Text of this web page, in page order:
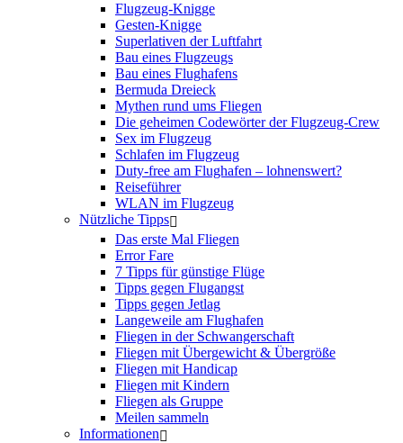
Flugzeug-Knigge
Gesten-Knigge
Superlativen der Luftfahrt
Bau eines Flugzeugs
Bau eines Flughafens
Bermuda Dreieck
Mythen rund ums Fliegen
Die geheimen Codewörter der Flugzeug-Crew
Sex im Flugzeug
Schlafen im Flugzeug
Duty-free am Flughafen – lohnenswert?
Reiseführer
WLAN im Flugzeug
Nützliche Tipps
Das erste Mal Fliegen
Error Fare
7 Tipps für günstige Flüge
Tipps gegen Flugangst
Tipps gegen Jetlag
Langeweile am Flughafen
Fliegen in der Schwangerschaft
Fliegen mit Übergewicht & Übergröße
Fliegen mit Handicap
Fliegen mit Kindern
Fliegen als Gruppe
Meilen sammeln
Informationen